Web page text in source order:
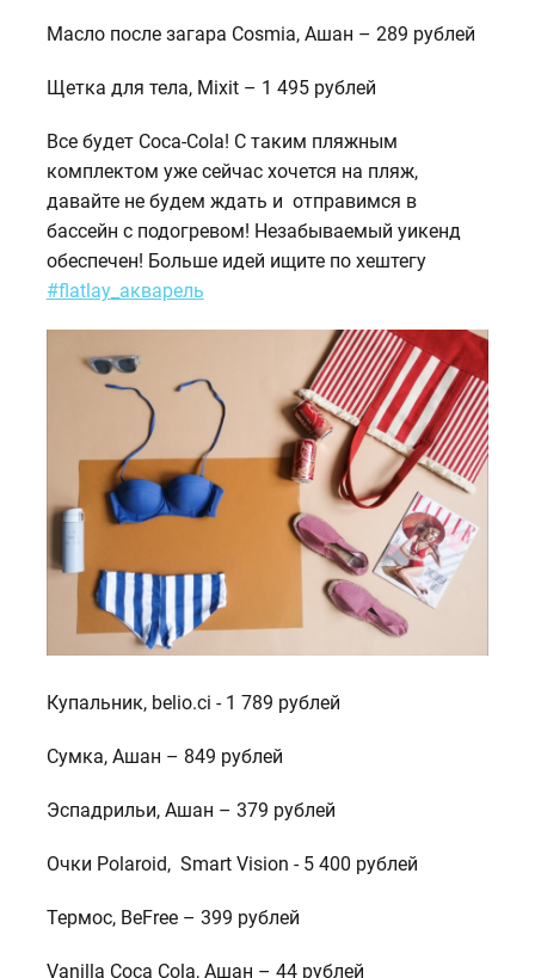
Масло после загара Cosmia, Ашан – 289 рублей
Щетка для тела, Mixit – 1 495 рублей
Все будет Coca-Cola! С таким пляжным
комплектом уже сейчас хочется на пляж,
давайте не будем ждать и отправимся в
бассейн с подогревом! Незабываемый уикенд
обеспечен! Больше идей ищите по хештегу
#flatlay_акварель
Купальник, belio.ci - 1 789 рублей
Сумка, Ашан – 849 рублей
Эспадрильи, Ашан – 379 рублей
Очки Polaroid, Smart Vision - 5 400 рублей
Термос, BeFree – 399 рублей
Vanilla Coca Cola, Ашан – 44 рублей